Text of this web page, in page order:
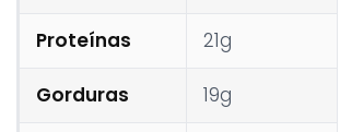
Proteínas 21g
Gorduras 19g